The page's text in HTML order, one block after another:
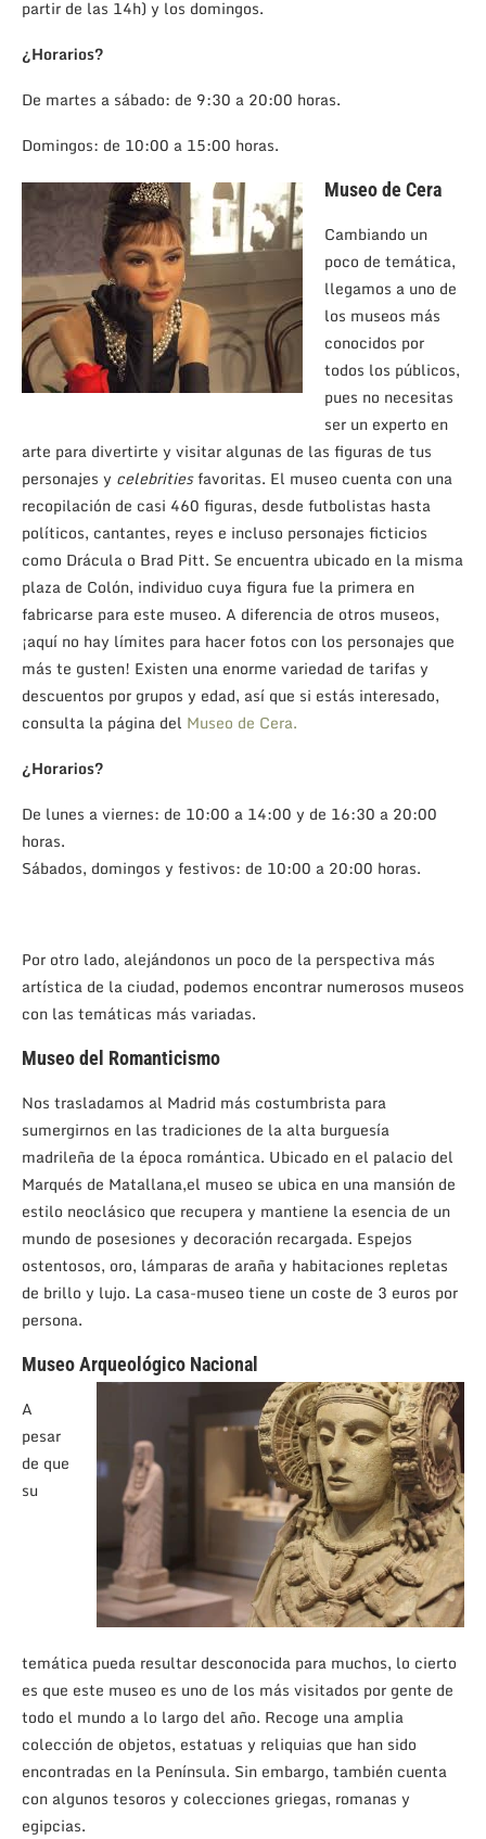
partir de las 14h) y los domingos.
¿Horarios?
De martes a sábado: de 9:30 a 20:00 horas.
Domingos: de 10:00 a 15:00 horas.
Museo de Cera
Cambiando un
poco de temática,
llegamos a uno de
los museos más
conocidos por
todos los públicos,
pues no necesitas
ser un experto en
arte para divertirte y visitar algunas de las figuras de tus
personajes y celebritiesfavoritas. El museo cuenta con una
recopilación de casi 460 figuras, desde futbolistas hasta
políticos, cantantes, reyes e incluso personajes ficticios
como Drácula o Brad Pitt. Se encuentra ubicado en la misma
plaza de Colón, individuo cuya figura fue la primera en
fabricarse para este museo. A diferencia de otros museos,
¡aquí no hay límites para hacer fotos con los personajes que
más te gusten! Existen una enorme variedad de tarifas y
descuentos por grupos y edad, así que si estás interesado,
consulta la página del Museo de Cera.
¿Horarios?
De lunes a viernes: de 10:00 a 14:00 y de 16:30 a 20:00
horas.
Sábados, domingos y festivos: de 10:00 a 20:00 horas.
Por otro lado, alejándonos un poco de la perspectiva más
artística de la ciudad, podemos encontrar numerosos museos
con las temáticas más variadas.
Museo del Romanticismo
Nos trasladamos al Madrid más costumbrista para
sumergirnos en las tradiciones de la alta burguesía
madrileña de la época romántica. Ubicado en el palacio del
Marqués de Matallana,el museo se ubica en una mansión de
estilo neoclásico que recupera y mantiene la esencia de un
mundo de posesiones y decoración recargada. Espejos
ostentosos, oro, lámparas de araña y habitaciones repletas
de brillo y lujo. La casa-museo tiene un coste de 3 euros por
persona.
Museo Arqueológico Nacional
A
pesar
de que
su
temática pueda resultar desconocida para muchos, lo cierto
es que este museo es uno de los más visitados por gente de
todo el mundo a lo largo del año. Recoge una amplia
colección de objetos, estatuas y reliquias que han sido
encontradas en la Península. Sin embargo, también cuenta
con algunos tesoros y colecciones griegas, romanas y
egipcias.